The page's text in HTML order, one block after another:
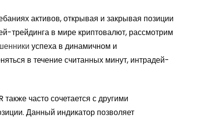
активов, открывая и закрывая позиции
трейдинга в мире криптовалют, рассмотрим
успеха в динамичном и
в течение считанных минут, интрадей-
часто сочетается с другими
Данный индикатор позволяет